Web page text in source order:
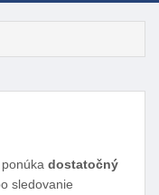
dostatočný
sledovanie